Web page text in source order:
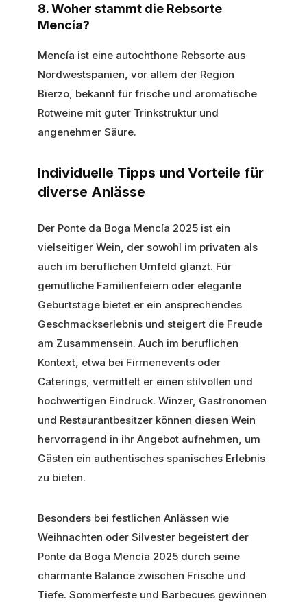
8. Woher stammt die Rebsorte
Mencía?
Mencía ist eine autochthone Rebsorte aus
Nordwestspanien, vor allem der Region
Bierzo, bekannt für frische und aromatische
Rotweine mit guter Trinkstruktur und
angenehmer Säure.
Individuelle Tipps und Vorteile für
diverse Anlässe
Der Ponte da Boga Mencía 2025 ist ein
vielseitiger Wein, der sowohl im privaten als
auch im beruflichen Umfeld glänzt. Für
gemütliche Familienfeiern oder elegante
Geburtstage bietet er ein ansprechendes
Geschmackserlebnis und steigert die Freude
am Zusammensein. Auch im beruflichen
Kontext, etwa bei Firmenevents oder
Caterings, vermittelt er einen stilvollen und
hochwertigen Eindruck. Winzer, Gastronomen
und Restaurantbesitzer können diesen Wein
hervorragend in ihr Angebot aufnehmen, um
Gästen ein authentisches spanisches Erlebnis
zu bieten.
Besonders bei festlichen Anlässen wie
Weihnachten oder Silvester begeistert der
Ponte da Boga Mencía 2025 durch seine
charmante Balance zwischen Frische und
Tiefe. Sommerfeste und Barbecues gewinnen